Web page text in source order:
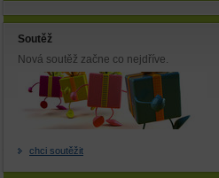
Soutěž
Nová soutěž začne co nejdříve.
chci soutěžit